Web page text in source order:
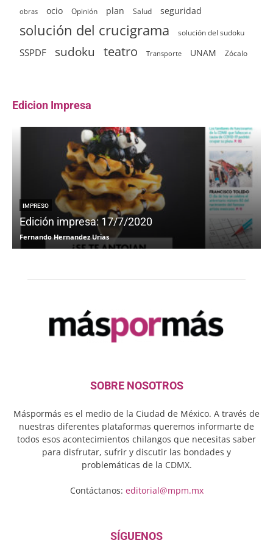
obras ocio Opinión plan Salud seguridad
solución del crucigrama solución del sudoku
SSPDF sudoku teatro Transporte UNAM Zócalo
Edicion Impresa
IMPRESO
Edición impresa: 17/7/2020
Fernando Hernandez Urias
SOBRE NOSOTROS
Máspormás es el medio de la Ciudad de México. A través de
nuestras diferentes plataformas queremos informarte de
todos esos acontecimientos chilangos que necesitas saber
para disfrutar, sufrir y discutir las bondades y
problemáticas de la CDMX.
Contáctanos: editorial@mpm.mx
SÍGUENOS